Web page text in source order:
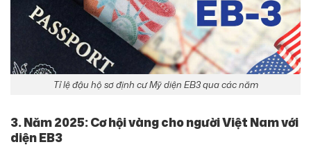
Tỉ lệ đậu hộ sơ định cư Mỹ diện EB3 qua các năm
3. Năm 2025: Cơ hội vàng cho người Việt Nam với
diện EB3